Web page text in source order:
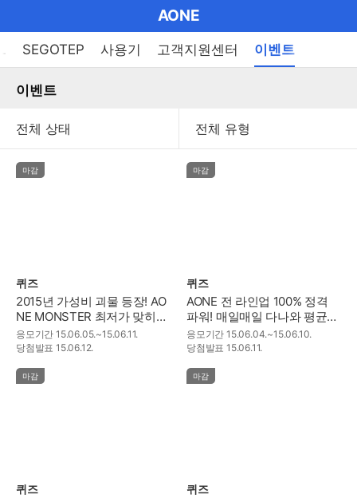
메
기
AONE
랜
SEGOTEP 사용기 고객지원센터 이벤트
이벤트
마감
퀴즈
2015년 가성비 괴물 등장! AO
NE MONSTER 최저가 맞히기
이벤트~!
응모기간 15.06.05.~15.06.11.
당첨발표 15.06.12.
마감
퀴즈
AONE 전 라인업 100% 정격
파워! 매일매일 다나와 평균가
더하기~!
응모기간 15.06.04.~15.06.10.
당첨발표 15.06.11.
마감
퀴즈
마감
퀴즈